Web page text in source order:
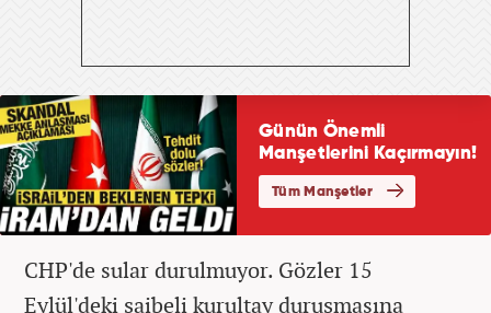
CHP'de sular durulmuyor. Gözler 15
Eylül'deki şaibeli kurultay duruşmasına